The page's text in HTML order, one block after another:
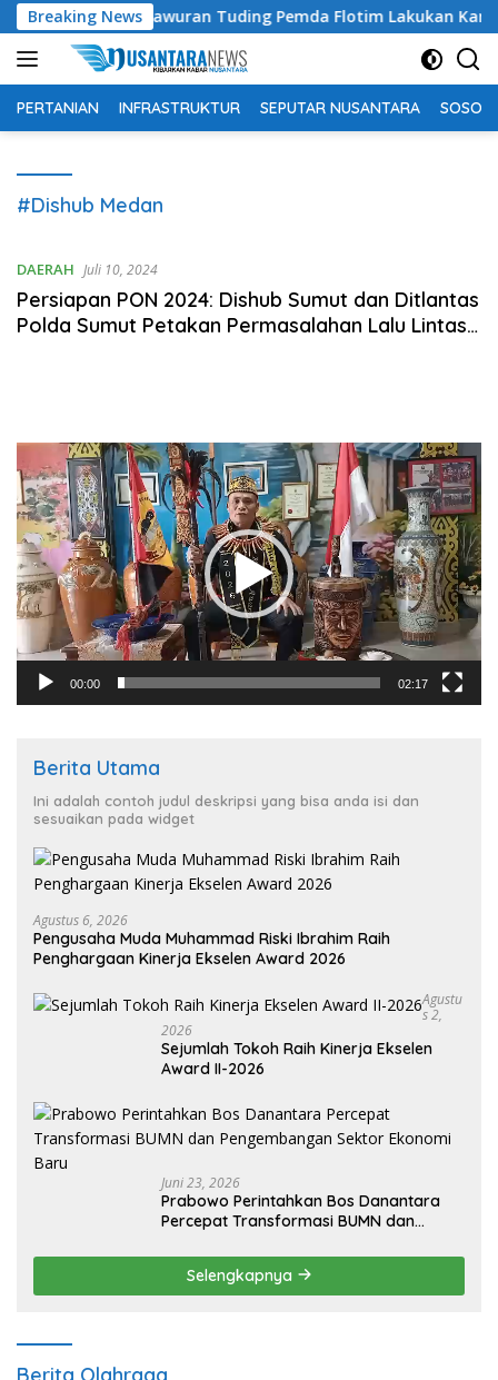
Langsung
ke
konten
Breaking News
Bachtiar Lamawuran Tuding Pemda Flotim Lakukan
PERTANIAN INFRASTRUKTUR SEPUTAR NUSANTARA SOSOK
#Dishub Medan
DAERAH Juli 10, 2024
Persiapan PON 2024: Dishub Sumut dan Ditlantas
Polda Sumut Petakan Permasalahan Lalu Lintas
Pemutar
Video
00:00 02:17
Berita Utama
Ini adalah contoh judul deskripsi yang bisa anda isi dan
sesuaikan pada widget
Agustus 6, 2026
Pengusaha Muda Muhammad Riski Ibrahim Raih
Penghargaan Kinerja Ekselen Award 2026
Agustu
S 2,
2026
Sejumlah Tokoh Raih Kinerja Ekselen
Award II-2026
Juni 23, 2026
Prabowo Perintahkan Bos Danantara
Percepat Transformasi BUMN dan
Selengkapnya
Berita Olahraga